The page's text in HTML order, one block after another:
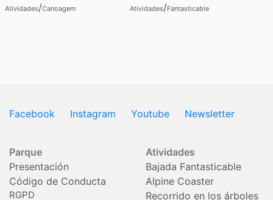
Atividades/Canoagem Atividades/Fantasticable
Facebook Instagram Youtube Newsletter
Parque
Presentación
Código de Conducta
RGPD
Atividades
Bajada Fantasticable
Alpine Coaster
Recorrido en los árboles